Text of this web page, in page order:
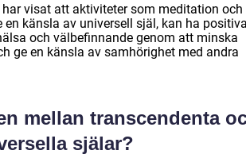
visat att aktiviteter som meditation och
känsla av universell själ, kan ha
och välbefinnande genom att minska
ge en känsla av samhörighet med andra
mellan transcendenta
själar?